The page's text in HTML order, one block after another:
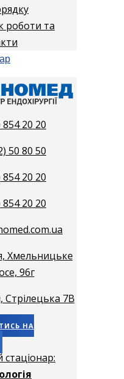
роботи та
854 20 20
50 80 50
854 20 20
854 20 20
Хмельницьке
96г
Стрілецька 7В
НА
стаціонар: